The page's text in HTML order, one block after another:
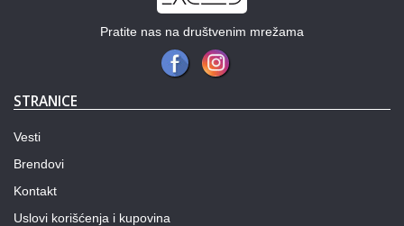
Pratite nas na društvenim mrežama
STRANICE
Vesti
Brendovi
Kontakt
Uslovi korišćenja i kupovina